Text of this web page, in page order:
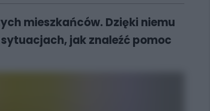
mieszkańców. Dzięki niemu
jak znaleźć pomoc